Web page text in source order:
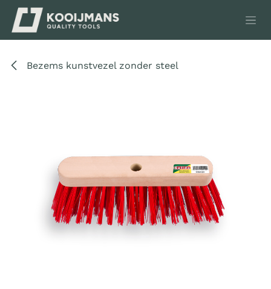
Overslaan naar inhoud
Bezems kunstvezel zonder steel